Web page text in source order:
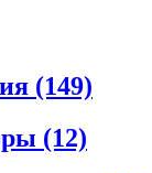
(149)
(12)